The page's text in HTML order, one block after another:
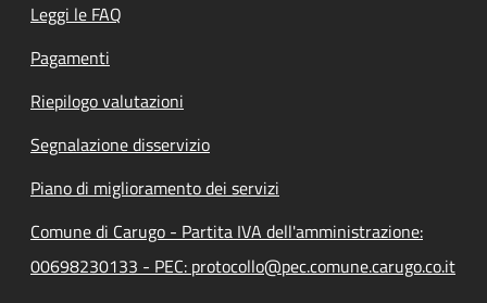
Leggi le FAQ
Pagamenti
Riepilogo valutazioni
Segnalazione disservizio
Piano di miglioramento dei servizi
Comune di Carugo - Partita IVA dell'amministrazione:
00698230133 - PEC: protocollo@pec.comune.carugo.co.it